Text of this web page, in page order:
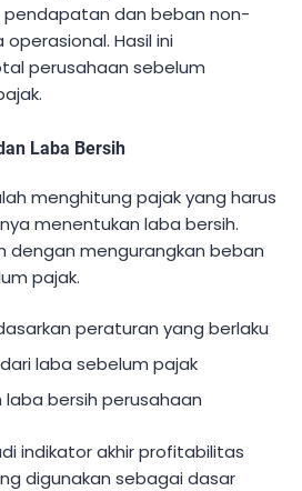
dan beban non-
Hasil ini
perusahaan sebelum
Laba Bersih
menghitung pajak yang harus
menentukan laba bersih.
dengan mengurangkan beban
pajak.
peraturan yang berlaku
laba sebelum pajak
laba bersih perusahaan
indikator akhir profitabilitas
digunakan sebagai dasar